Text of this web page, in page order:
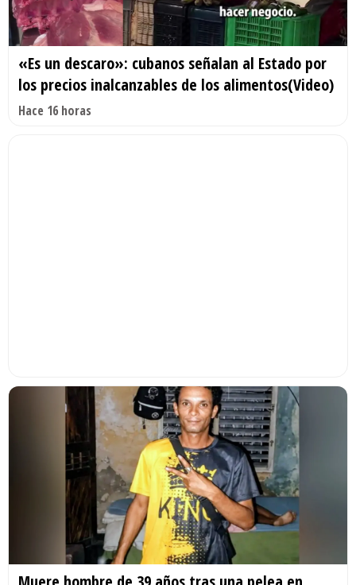
«Es un descaro»: cubanos señalan al Estado por
los precios inalcanzables de los alimentos(Video)
Hace 16 horas